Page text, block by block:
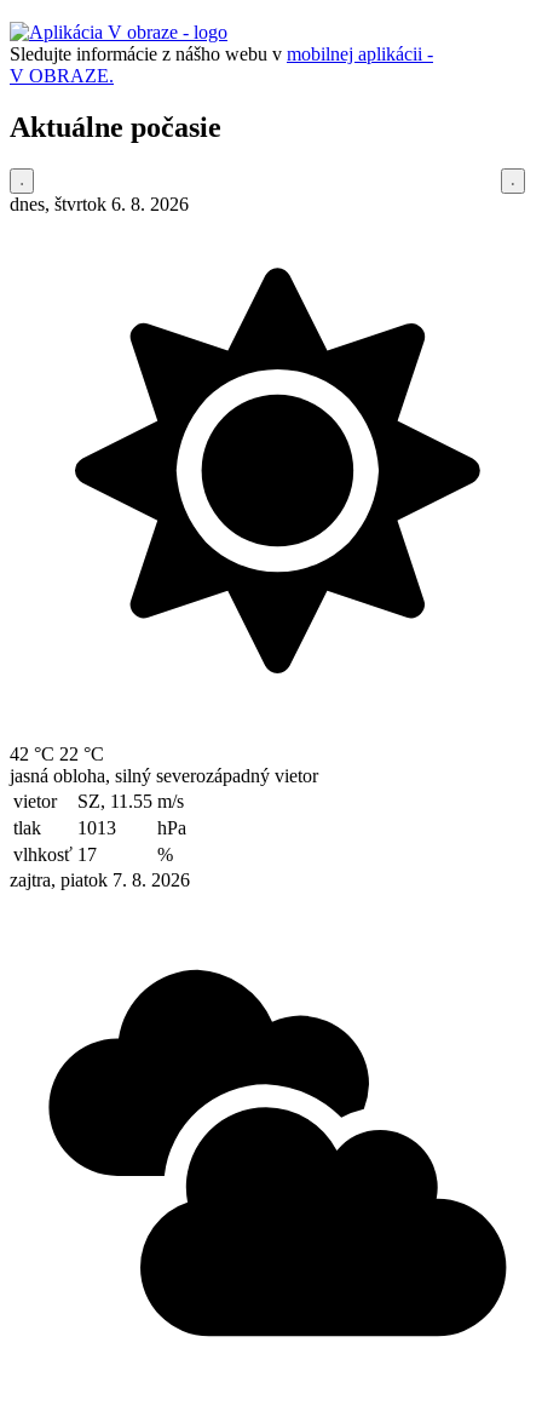
Sledujte informácie z nášho webu v mobilnej aplikácii -
V OBRAZE.
Aktuálne počasie
dnes, štvrtok 6. 8. 2026
42 °C 22 °C
jasná obloha, silný severozápadný vietor
vietor
SZ, 11.55 m/s
tlak
1013
hPa
vlhkosť 17
%
zajtra, piatok 7. 8. 2026